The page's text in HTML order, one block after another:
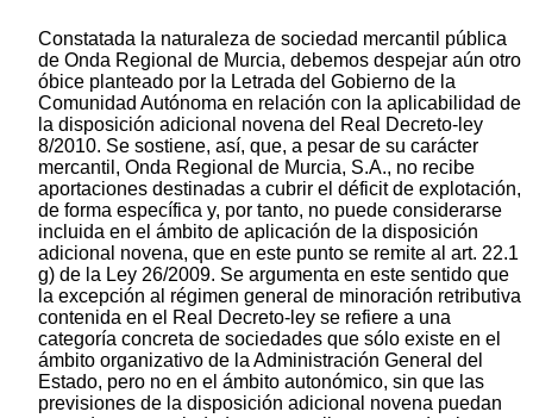
Constatada la naturaleza de sociedad mercantil pública
de Onda Regional de Murcia, debemos despejar aún otro
óbice planteado por la Letrada del Gobierno de la
Comunidad Autónoma en relación con la aplicabilidad de
la disposición adicional novena del Real Decreto-ley
8/2010. Se sostiene, así, que, a pesar de su carácter
mercantil, Onda Regional de Murcia, S.A., no recibe
aportaciones destinadas a cubrir el déficit de explotación,
de forma específica y, por tanto, no puede considerarse
incluida en el ámbito de aplicación de la disposición
adicional novena, que en este punto se remite al art. 22.1
g) de la Ley 26/2009. Se argumenta en este sentido que
la excepción al régimen general de minoración retributiva
contenida en el Real Decreto-ley se refiere a una
categoría concreta de sociedades que sólo existe en el
ámbito organizativo de la Administración General del
Estado, pero no en el ámbito autonómico, sin que las
previsiones de la disposición adicional novena puedan